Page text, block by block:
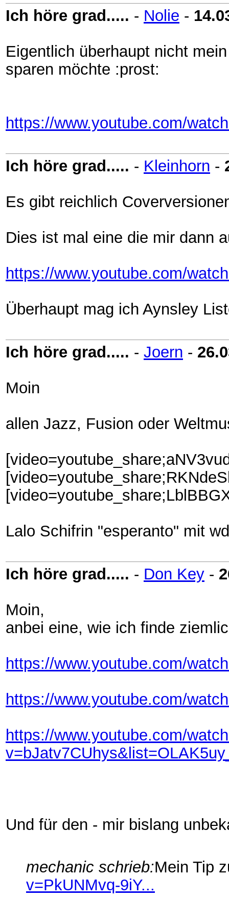
Ich höre grad..... - Nolie -
Eigentlich überhaupt nicht
sparen möchte :prost:
https://www.youtube.com/
Ich höre grad..... - Kleinhorn -
Es gibt reichlich
Dies ist mal eine die mir dann
https://www.youtube.com/
Überhaupt mag ich Aynsley
Ich höre grad..... - Joern -
Moin
allen Jazz, Fusion oder
Lalo Schifrin "esperanto" mit
Ich höre grad..... - Don Key -
Moin,
anbei eine, wie ich finde
https://www.youtube.com/
https://www.youtube.com/
https://www.youtube.com/
Und für den - mir bislang
mechanic schrieb:Mein Tip
v=PkUNMvq-9iY...